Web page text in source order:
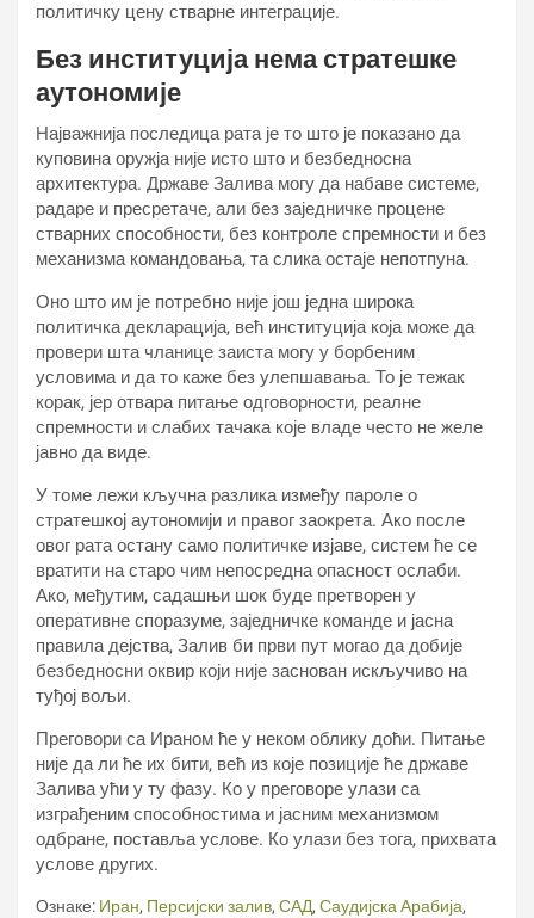
политичку цену стварне интеграције.
Без институција нема стратешке
аутономије
Најважнија последица рата је то што је показано да
куповина оружја није исто што и безбедносна
архитектура. Државе Залива могу да набаве системе,
радаре и пресретаче, али без заједничке процене
стварних способности, без контроле спремности и без
механизма командовања, та слика остаје непотпуна.
Оно што им је потребно није још једна широка
политичка декларација, већ институција која може да
провери шта чланице заиста могу у борбеним
условима и да то каже без улепшавања. То је тежак
корак, јер отвара питање одговорности, реалне
спремности и слабих тачака које владе често не желе
јавно да виде.
У томе лежи кључна разлика између пароле о
стратешкој аутономији и правог заокрета. Ако после
овог рата остану само политичке изјаве, систем ће се
вратити на старо чим непосредна опасност ослаби.
Ако, међутим, садашњи шок буде претворен у
оперативне споразуме, заједничке команде и јасна
правила дејства, Залив би први пут могао да добије
безбедносни оквир који није заснован искључиво на
туђој вољи.
Преговори са Ираном ће у неком облику доћи. Питање
није да ли ће их бити, већ из које позиције ће државе
Залива ући у ту фазу. Ко у преговоре улази са
изграђеним способностима и јасним механизмом
одбране, поставља услове. Ко улази без тога, прихвата
услове других.
Ознаке: Иран, Персијски залив, САД, Саудијска Арабија,